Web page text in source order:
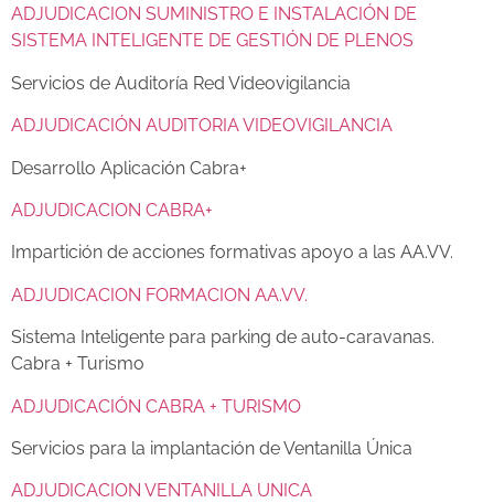
ADJUDICACION SUMINISTRO E INSTALACIÓN DE
SISTEMA INTELIGENTE DE GESTIÓN DE PLENOS
Servicios de Auditoría Red Videovigilancia
ADJUDICACIÓN AUDITORIA VIDEOVIGILANCIA
Desarrollo Aplicación Cabra+
ADJUDICACION CABRA+
Impartición de acciones formativas apoyo a las AA.VV.
ADJUDICACION FORMACION AA.VV.
Sistema Inteligente para parking de auto-caravanas.
Cabra + Turismo
ADJUDICACIÓN CABRA + TURISMO
Servicios para la implantación de Ventanilla Única
ADJUDICACION VENTANILLA UNICA